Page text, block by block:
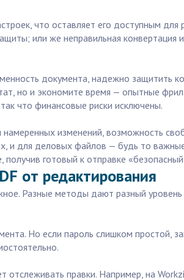
что оставляет его доступным для
или же неправильная конвертация
документа, надежно защитить
но и экономите время — опытные
что финансовые риски исключены.
изменений, возможность
и для деловых файлов — будь то
готовый к отправке
от редактирования
Разные методы дают разный
Но если пароль слишком простой,
правки. Например, на